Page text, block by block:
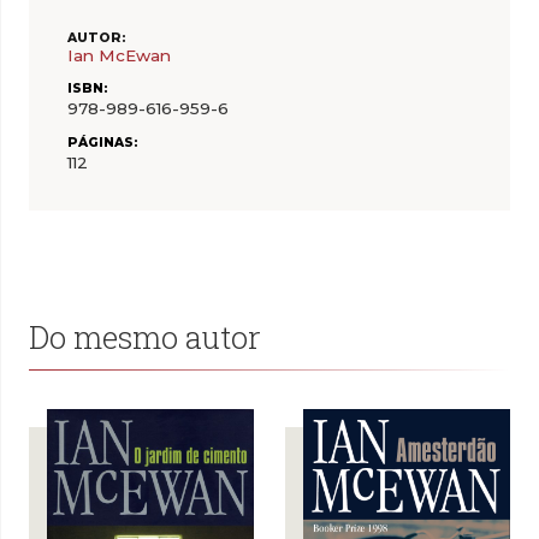
AUTOR:
Ian McEwan
ISBN:
978-989-616-959-6
PÁGINAS:
112
Do mesmo autor